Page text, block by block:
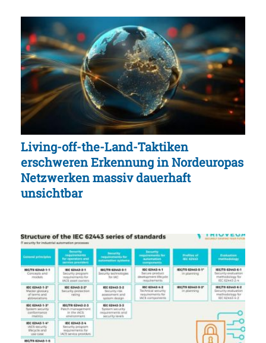
Living-off-the-Land-Taktiken
erschweren Erkennung in Nordeuropas
Netzwerken massiv dauerhaft
unsichtbar